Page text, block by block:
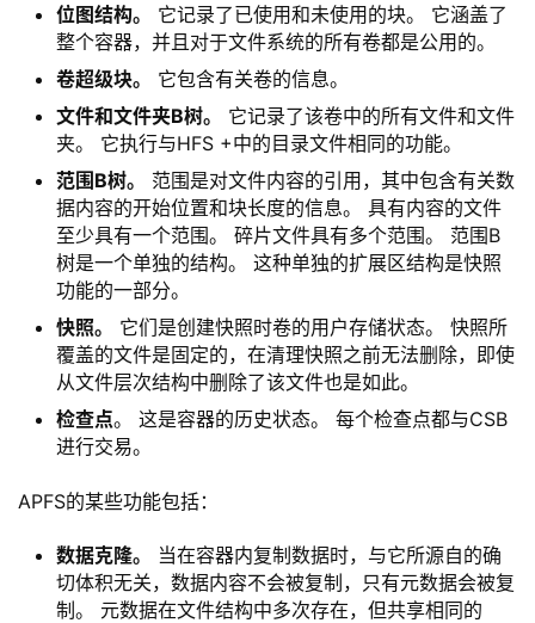
位图结构。
它记录了已使用和未使用的块。 它涵盖了
整个容器，并且对于文件系统的所有卷都是公用的。
卷超级块。
它包含有关卷的信息。
文件和文件夹B树。
它记录了该卷中的所有文件和文件
夹。 它执行与HFS +中的目录文件相同的功能。
范围B树。
范围是对文件内容的引用，其中包含有关数
据内容的开始位置和块长度的信息。 具有内容的文件
至少具有一个范围。 碎片文件具有多个范围。 范围B
树是一个单独的结构。 这种单独的扩展区结构是快照
功能的一部分。
快照。
它们是创建快照时卷的用户存储状态。 快照所
覆盖的文件是固定的，在清理快照之前无法删除，即使
从文件层次结构中删除了该文件也是如此。
检查点。 这是容器的历史状态。 每个检查点都与CSB
进行交易。
APFS的某些功能包括：
数据克隆。
当在容器内复制数据时，与它所源自的确
切体积无关，数据内容不会被复制，只有元数据会被复
制。 元数据在文件结构中多次存在，但共享相同的